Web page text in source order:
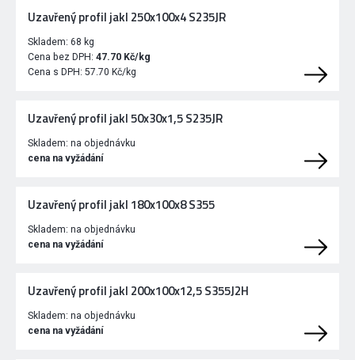
Uzavřený profil jakl 250x100x4 S235JR
Skladem: 68 kg
Cena bez DPH: 47.70 Kč/kg
Cena s DPH: 57.70 Kč/kg
Uzavřený profil jakl 50x30x1,5 S235JR
Skladem: na objednávku
cena na vyžádání
Uzavřený profil jakl 180x100x8 S355
Skladem: na objednávku
cena na vyžádání
Uzavřený profil jakl 200x100x12,5 S355J2H
Skladem: na objednávku
cena na vyžádání